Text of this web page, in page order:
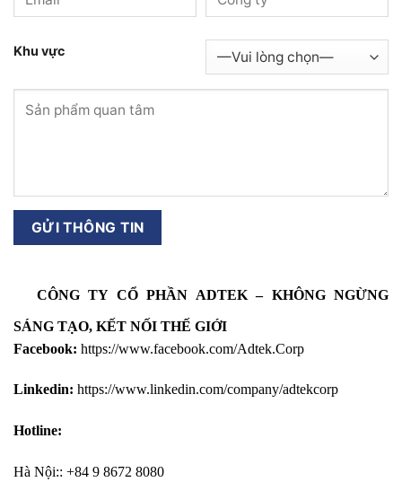
Khu vực
CÔNG TY CỔ PHẦN ADTEK – KHÔNG NGỪNG
SÁNG TẠO, KẾT NỐI THẾ GIỚI
Facebook: https://www.facebook.com/Adtek.Corp
Linkedin: https://www.linkedin.com/company/adtekcorp
Hotline:
Hà Nội:: +84 9 8672 8080